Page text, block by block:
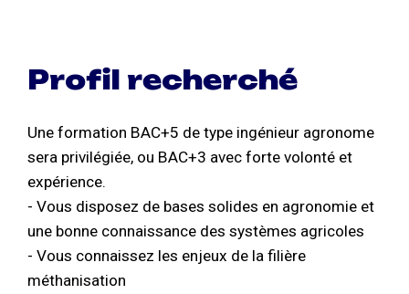
Profil recherché
Une formation BAC+5 de type ingénieur agronome
sera privilégiée, ou BAC+3 avec forte volonté et
expérience.
- Vous disposez de bases solides en agronomie et
une bonne connaissance des systèmes agricoles
- Vous connaissez les enjeux de la filière
méthanisation